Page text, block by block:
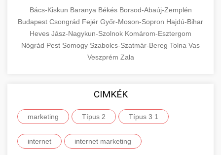
Bács-Kiskun Baranya Békés Borsod-Abaúj-Zemplén
Budapest Csongrád Fejér Győr-Moson-Sopron Hajdú-Bihar
Heves Jász-Nagykun-Szolnok Komárom-Esztergom
Nógrád Pest Somogy Szabolcs-Szatmár-Bereg Tolna Vas
Veszprém Zala
CIMKÉK
marketing Típus 2 Típus 3 1
internet internet marketing